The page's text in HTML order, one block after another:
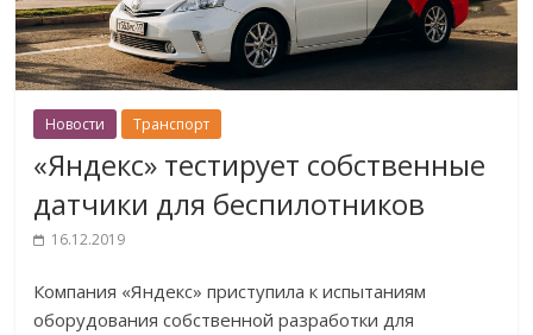
Новости Транспорт
«Яндекс» тестирует собственные
датчики для беспилотников
16.12.2019
Компания «Яндекс» приступила к испытаниям
оборудования собственной разработки для